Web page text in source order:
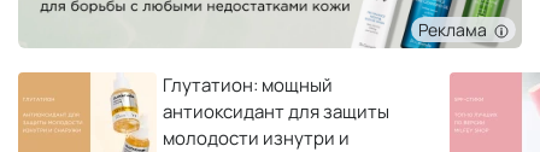
Реклама
Глутатион: мощный
антиоксидант для защиты
молодости изнутри и